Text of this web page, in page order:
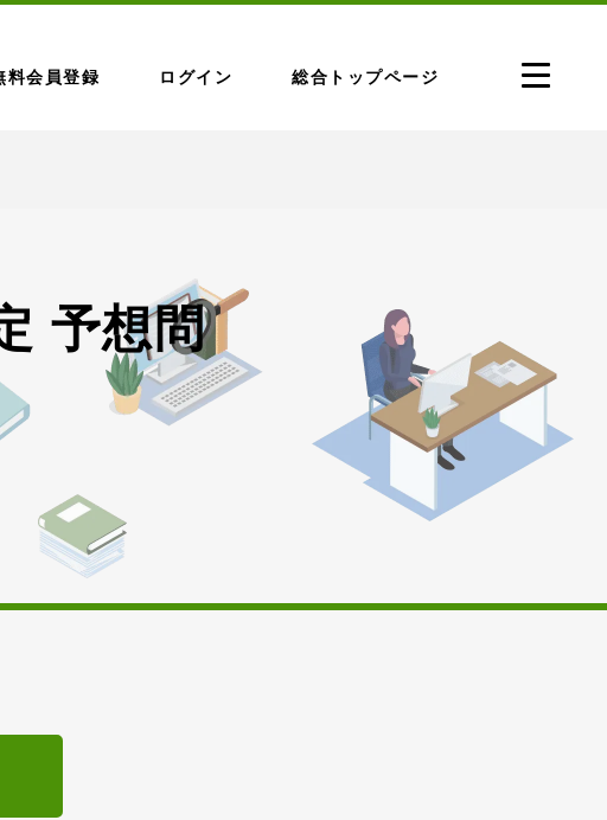
料会員登録 ログイン 総合トップページ
予想問